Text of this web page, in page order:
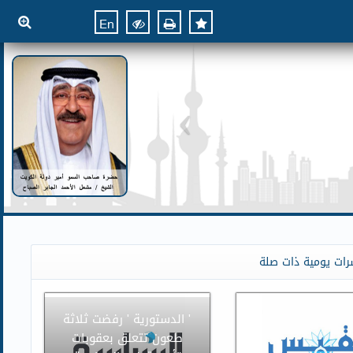
En
يومية ذات صلة
' الدستورية ' رفضت ثلاثة
طعون تتعلق بعقوبات